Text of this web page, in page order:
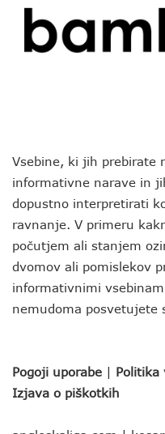
Vsebine, ki jih prebirate
informativne narave in
dopustno interpretirati
ravnanje. V primeru
počutjem ali stanjem
dvomov ali pomislekov
informativnimi
nemudoma posvetujete
Pogoji uporabe | Politika
Izjava o piškotkih